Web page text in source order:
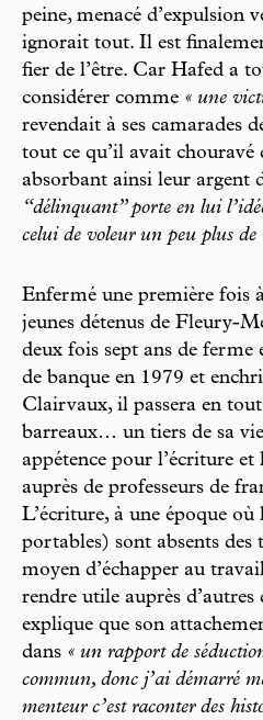
peine, menacé d’expulsion
ignorait tout. Il est
fier de l’être. Car Hafed a
considérer comme « une
revendait à ses camarades
tout ce qu’il avait chouravé
absorbant ainsi leur argent
“délinquant” porte en lui
celui de voleur un peu plus de
Enfermé une première fois
jeunes détenus de Fleury-
deux fois sept ans de ferme
de banque en 1979 et
Clairvaux, il passera en
barreaux… un tiers de sa
appétence pour l’écriture et
auprès de professeurs de
L’écriture, à une époque où
portables) sont absents des
moyen d’échapper au
rendre utile auprès
explique que son
dans « un rapport de
commun, donc j’ai démarré
menteur c’est raconter des